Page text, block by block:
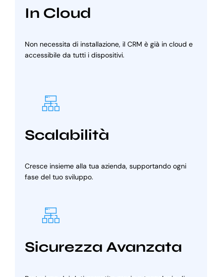
In Cloud
Non necessita di installazione, il CRM è già in cloud e
accessibile da tutti i dispositivi.
Scalabilità
Cresce insieme alla tua azienda, supportando ogni
fase del tuo sviluppo.
Sicurezza Avanzata